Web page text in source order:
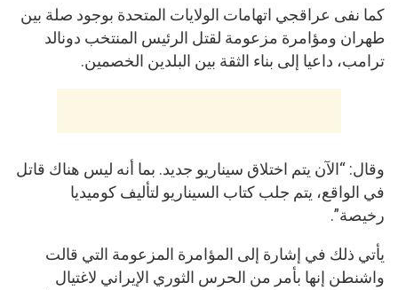
كما نفى عراقجي اتهامات الولايات المتحدة بوجود صلة بين
طهران ومؤامرة مزعومة لقتل الرئيس المنتخب دونالد
ترامب، داعيا إلى بناء الثقة بين البلدين الخصمين.
وقال: “الآن يتم اختلاق سيناريو جديد. بما أنه ليس هناك قاتل
في الواقع، يتم جلب كتاب السيناريو لتأليف كوميديا
رخيصة”.
يأتي ذلك في إشارة إلى المؤامرة المزعومة التي قالت
واشنطن إنها بأمر من الحرس الثوري الإيراني لاغتيال